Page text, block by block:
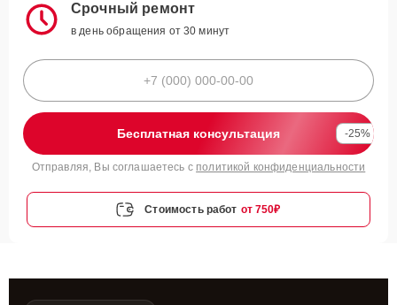
Срочный ремонт
в день обращения от 30 минут
Бесплатная консультация -25%
Отправляя, Вы соглашаетесь с политикой конфиденциальности
Стоимость работ от 750₽